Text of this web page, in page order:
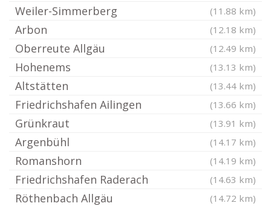
Weiler-Simmerberg (11.88 km)
Arbon (12.18 km)
Oberreute Allgäu (12.49 km)
Hohenems (13.13 km)
Altstätten (13.44 km)
Friedrichshafen Ailingen (13.66 km)
Grünkraut (13.91 km)
Argenbühl (14.17 km)
Romanshorn (14.19 km)
Friedrichshafen Raderach (14.63 km)
Röthenbach Allgäu (14.72 km)